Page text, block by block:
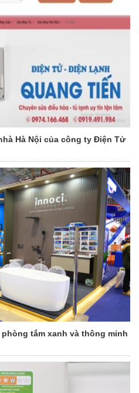
Hà Nội của công ty Điện Tử
tắm xanh và thông minh